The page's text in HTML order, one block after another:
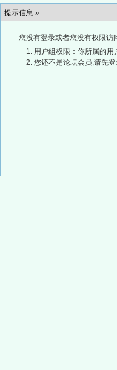
提示信息 »
您没有登录或者您没有权限访
用户组权限：你所属的
您还不是论坛会员,请先